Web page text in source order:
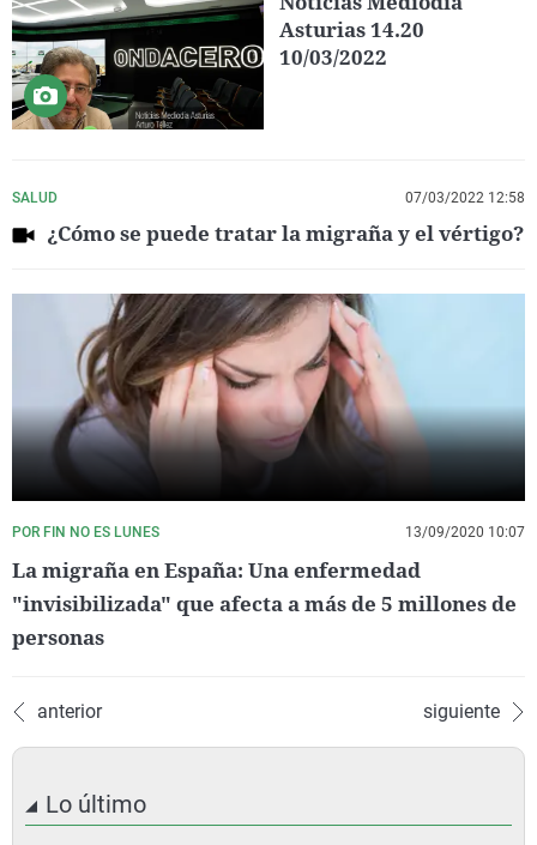
Asturias 14.20
10/03/2022
SALUD 07/03/2022 12:58
¿Cómo se puede tratar la migraña y el vértigo?
POR FIN NO ES LUNES 13/09/2020 10:07
La migraña en España: Una enfermedad
"invisibilizada" que afecta a más de 5 millones de
personas
anterior siguiente
Lo último